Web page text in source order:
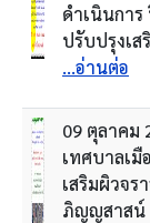
ดำเนินการ
ปรับปรุงเ
...อ่านต่อ
09 ตุลาคม
เทศบาลเ
เสริมผิวจ
ภิญญสาสน์